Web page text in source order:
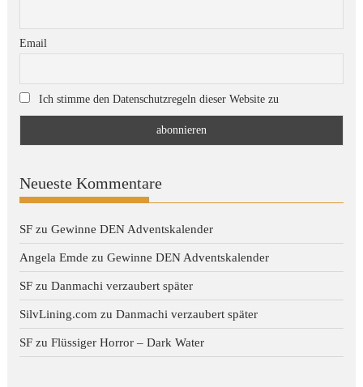
Email
Ich stimme den Datenschutzregeln dieser Website zu
Neueste Kommentare
SF zuGewinne DEN Adventskalender
Angela Emde zuGewinne DEN Adventskalender
SF zuDanmachi verzaubert später
SilvLining.com zuDanmachi verzaubert später
SF zuFlüssiger Horror – Dark Water